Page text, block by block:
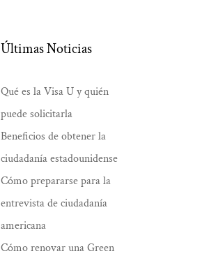
Últimas Noticias
Qué es la Visa U y quién
puede solicitarla
Beneficios de obtener la
ciudadanía estadounidense
Cómo prepararse para la
entrevista de ciudadanía
americana
Cómo renovar una Green